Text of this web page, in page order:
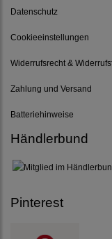
Datenschutz
Cookieeinstellungen
Widerrufsrecht &
Zahlung und Versand
Batteriehinweise
Händlerbund
Pinterest